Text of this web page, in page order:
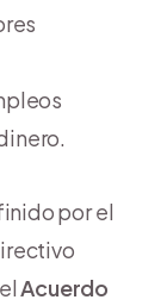
por el
Acuerdo